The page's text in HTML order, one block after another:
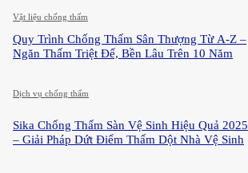
Vật liệu chống thấm
Quy Trình Chống Thấm Sân Thượng Từ A-Z –
Ngăn Thấm Triệt Để, Bền Lâu Trên 10 Năm
Dịch vụ chống thấm
Sika Chống Thấm Sàn Vệ Sinh Hiệu Quả 2025
– Giải Pháp Dứt Điểm Thấm Dột Nhà Vệ Sinh